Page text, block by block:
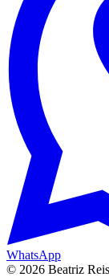
WhatsApp
© 2026 Beatriz